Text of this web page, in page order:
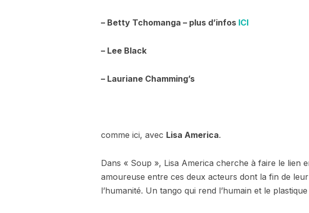
– Betty Tchomanga – plus d’infos ICI
– Lee Black
– Lauriane Chamming’s
comme ici, avec Lisa America.
Dans « Soup », Lisa America cherche à faire le lien
amoureuse entre ces deux acteurs dont la fin de
l’humanité. Un tango qui rend l’humain et le